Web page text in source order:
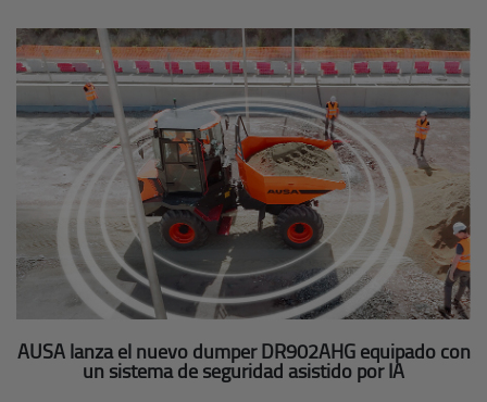
AUSA lanza el nuevo dumper DR902AHG equipado con
un sistema de seguridad asistido por IA